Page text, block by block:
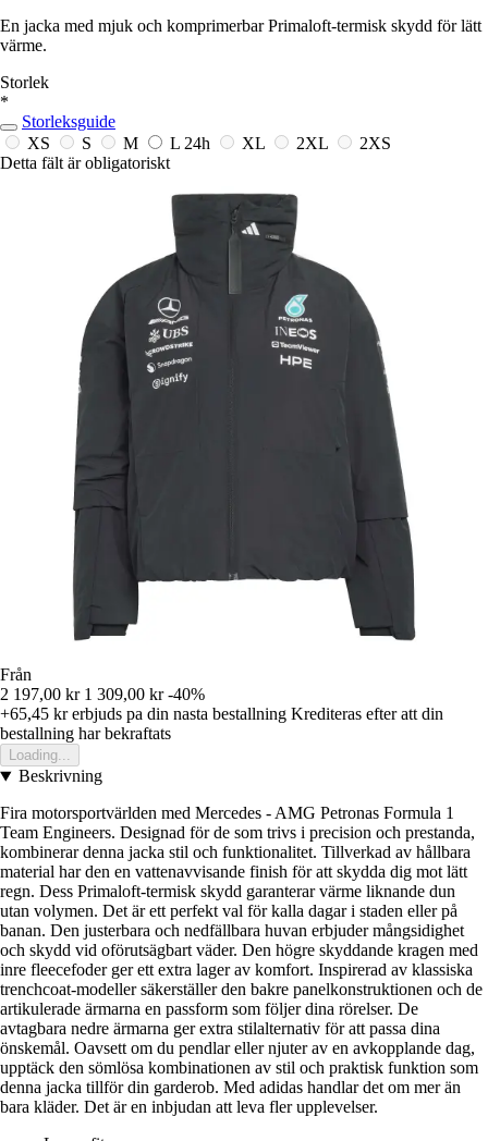
En jacka med mjuk och komprimerbar Primaloft-termisk skydd för lätt
värme.
Storlek
*
Storleksguide
XS
S M L 24h XL 2XL
2XS
Detta fält är obligatoriskt
Från
2 197,00 kr 1 309,00 kr -40%
+65,45 krerbjuds pa din nasta bestallning Krediteras efter att din
bestallning har bekraftats
Loading...
Beskrivning
Fira motorsportvärlden med Mercedes - AMG Petronas Formula 1
Team Engineers. Designad för de som trivs i precision och prestanda,
kombinerar denna jacka stil och funktionalitet. Tillverkad av hållbara
material har den en vattenavvisande finish för att skydda dig mot lätt
regn. Dess Primaloft-termisk skydd garanterar värme liknande dun
utan volymen. Det är ett perfekt val för kalla dagar i staden eller på
banan. Den justerbara och nedfällbara huvan erbjuder mångsidighet
och skydd vid oförutsägbart väder. Den högre skyddande kragen med
inre fleecefoder ger ett extra lager av komfort. Inspirerad av klassiska
trenchcoat-modeller säkerställer den bakre panelkonstruktionen och de
artikulerade ärmarna en passform som följer dina rörelser. De
avtagbara nedre ärmarna ger extra stilalternativ för att passa dina
önskemål. Oavsett om du pendlar eller njuter av en avkopplande dag,
upptäck den sömlösa kombinationen av stil och praktisk funktion som
denna jacka tillför din garderob. Med adidas handlar det om mer än
bara kläder. Det är en inbjudan att leva fler upplevelser.